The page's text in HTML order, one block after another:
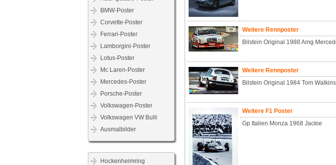
BMW-Poster
Corvette-Poster
Ferrari-Poster
Lamborgini-Poster
Lotus-Poster
Mc Laren-Poster
Mercedes-Poster
Porsche-Poster
Volkswagen-Poster
Volkswagen VW Bulli
Ausmalbilder
Hockenheimring
Weitere Rennposter
Bilstein Original 1988 Amg
Weitere Rennposter
Bilstein Original 1984 Tom
Weitere F1 Poster
Gp Italien Monza 1968 Jackie